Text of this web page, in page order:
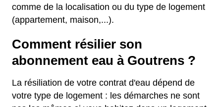
comme de la localisation ou du type de logement
(appartement, maison,...).
Comment résilier son
abonnement eau à Goutrens ?
La résiliation de votre contrat d'eau dépend de
votre type de logement : les démarches ne sont